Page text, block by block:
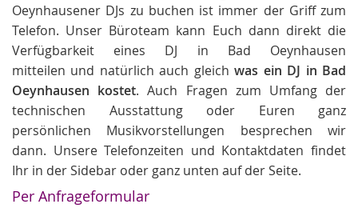
Oeynhausener DJs zu buchen ist immer der Griff zum
Telefon. Unser Büroteam kann Euch dann direkt die
Verfügbarkeit eines DJ in Bad Oeynhausen
mitteilen und natürlich auch gleichwas ein DJ in Bad
Oeynhausen kostet. Auch Fragen zum Umfang der
technischen Ausstattung oder Euren ganz
persönlichen Musikvorstellungen besprechen wir
dann. Unsere Telefonzeiten und Kontaktdaten findet
Ihr in der Sidebar oder ganz unten auf der Seite.
Per Anfrageformular